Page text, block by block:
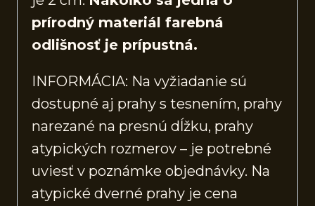
prírodný materiál farebná
odlišnosť je prípustná.
INFORMÁCIA: Na vyžiadanie sú
dostupné aj prahy s tesnením, prahy
narezané na presnú dĺžku, prahy
atypických rozmerov – je potrebné
uviesť v poznámke objednávky. Na
atypické dverné prahy je cena